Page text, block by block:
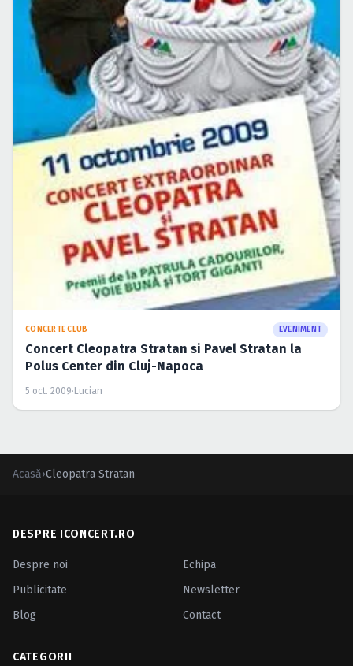
CONCERTE CLUB EVENIMENT
Concert Cleopatra Stratan si Pavel Stratan la
Polus Center din Cluj-Napoca
5 oct. 2009· Lucian
Acasă›Cleopatra Stratan
DESPRE ICONCERT.RO
Despre noi
Echipa
Publicitate
Newsletter
Blog
Contact
CATEGORII